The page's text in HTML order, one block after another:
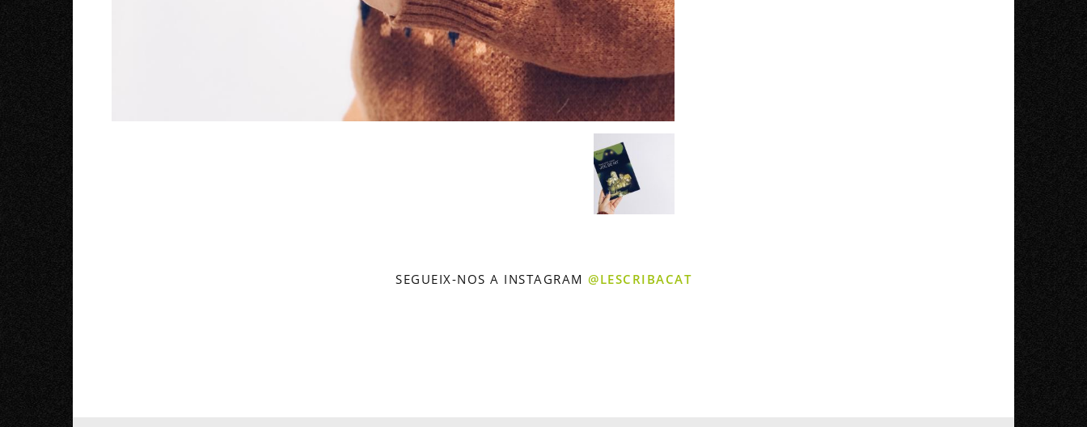
SEGUEIX-NOS A INSTAGRAM @LESCRIBACAT